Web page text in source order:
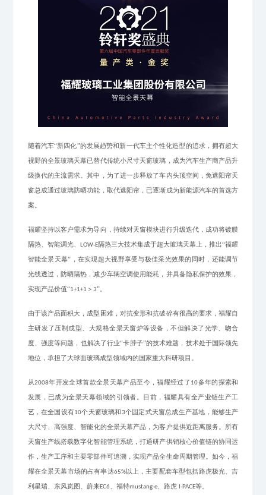
随着汽车“新四化”的发展趋势和新一代车主个性化造型的追求，拥有超大
视野的全景玻璃天幕已替代传统小尺寸天窗玻璃，成为汽车生产商产品升
级换代的主流需求。其中，为了进一步释放了车内头顶空间，免遮阳帘天
窗总成通过玻璃防晒功能 ，取代遮阳帘 ， 已逐渐成为新能源汽车的首选方
案。
福耀坚持以客户需求为导向，持续对天窗模块进行升级迭代，成功将镀膜
隔热、智能调光、 LOW-E隔热三大技术集成于超大玻璃天幕上，推出“福耀
智能全景天幕”，在实现超大视野享受与极佳采光效果的同时，还能调节
光线透过，防晒隔热，减少车辆空调使用能耗，并具备隐私保护的效果，
实现产品价值“1+1+1 ＞ 3”。
由于该产品面积大，成型困难，对抗变形和抗破碎有很高的要求，福耀自
主研发了压制成型、大规格全景天窗炉等设备，不但解决了光学、吻合
度、强度等问题，也解决了行业“卡脖子”的技术难题，技术处于国际领先
地位，承担了大球面玻璃成型领域内的国家重大科研项目。
从2008年开发全球首款全景天幕产品至今，福耀经过了10多年的探索和
发展，已成为全景天幕领域的引领者。目前，福耀具有全产业链生产工
艺，在全国设有10个天窗玻璃和3个固定式天窗总成生产基地，能够生产
大尺寸、 高强度 、智能化的全景天幕产品，为客户提供近距离服务。所有
天窗生产线搭载数字化智能管理系统，打通研产供销核心价值链的协同运
作，生产工序和主要零部件可追溯，实现产品全生命周期管理。如今 ，福
耀在全景天幕市场的占有率达65%以上，主要配套车型包括路虎极光、吉
利星瑞、东风岚图、蔚来EC6、福特mustang-e、路虎 I-PACE等。